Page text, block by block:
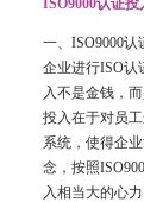
ISO9000认证
一、ISO9000认
企业进行ISO认
入不是金钱，
投入在于对员
系统，使得企
念，按照
入相当大的心